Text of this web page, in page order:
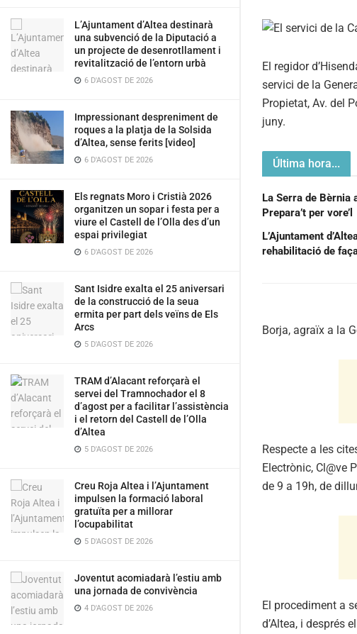
L’Ajuntament d’Altea destinarà
una subvenció de la Diputació a
un projecte de desenrotllament i
revitalització de l’entorn urbà
6 D'AGOST DE 2026
Impressionant despreniment de
roques a la platja de la Solsida
d’Altea, sense ferits [video]
6 D'AGOST DE 2026
Els regnats Moro i Cristià 2026
organitzen un sopar i festa per a
viure el Castell de l’Olla des d’un
espai privilegiat
6 D'AGOST DE 2026
Sant Isidre exalta el 25 aniversari
de la construcció de la seua
ermita per part dels veïns de Els
Arcs
5 D'AGOST DE 2026
TRAM d’Alacant reforçarà el
servei del Tramnochador el 8
d’agost per a facilitar l’assistència
i el retorn del Castell de l’Olla
d’Altea
5 D'AGOST DE 2026
Creu Roja Altea i l’Ajuntament
impulsen la formació laboral
gratuïta per a millorar
l’ocupabilitat
5 D'AGOST DE 2026
Joventut acomiadarà l’estiu amb
una jornada de convivència
4 D'AGOST DE 2026
El regidor
servici de la
Propietat, Av. del
juny.
Última hora...
La Serra de Bèrnia
Prepara’t per vore’l
L’Ajuntament
rehabilitació de
Borja, agraïx a la
Respecte a les
Electrònic, Cl@ve
de 9 a 19h, de
El procediment a
d’Altea, i després